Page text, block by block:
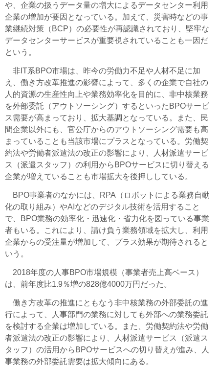
や、企業の扱うデータ量の増大によるデータセンター利用
企業の増加が要因となっている。加えて、災害時などの事
業継続対策（BCP）の必要性が再認識されており、堅牢な
データセンターサービスが重要視されていることも一因だ
という。
非IT系BPO市場は、昨今の労働力不足や人材不足に加
え、働き方改革推進の影響によって、多くの企業で自社の
人的資源の生産性向上や業務効率化を目的に、非中核業務
を外部委託（アウトソーシング）するといったBPOサービ
ス需要が高まっており、拡大基調となっている。また、民
間企業以外にも、官公庁からのアウトソーシング需要も高
まっていることも当該市場にプラスとなっている。労働契
約法や労働者派遣法の改正の影響により、人材派遣サービ
ス（派遣スタッフ）の利用からBPOサービスに切り替える
企業が増えていることも市場拡大を後押ししている。
BPO事業者のなかには、RPA（ロボットによる業務自動
化の取り組み）やAIなどのデジタル技術を活用すること
で、BPO業務の効率化・迅速化・省力化を図っている事業
者もいる。これにより、請け負う業務領域を拡大し、利用
企業からの受注量が増加して、プラス効果が期待されると
いう。
2018年度の人事BPO市場規模（事業者売上高ベース）
は、前年度比1.9％増の828億4000万円だった。
働き方改革の推進にともなう非中核業務の外部委託の進
行によって、人事部門の業務に対しても外部への業務委託
を検討する企業は増加している。また、労働契約法や労働
者派遣法の改正の影響により、人材派遣サービス（派遣ス
タッフ）の活用からBPOサービスへの切り替えが進み、人
事業務の外部委託需要は拡大傾向にある。